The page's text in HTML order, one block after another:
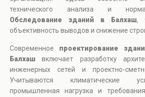
технического анализа и
Обследование зданий в Балхаш,
объективность выводов и снижение
Современное проектирование
Балхаш включает разработку
инженерных сетей и проектно-
Учитываются климатические
промышленная нагрузка и